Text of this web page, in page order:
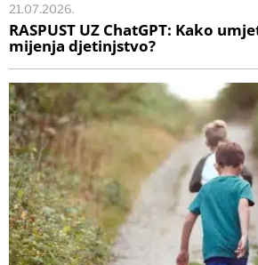
21.07.2026.
RASPUST UZ ChatGPT: Kako
mijenja djetinjstvo?